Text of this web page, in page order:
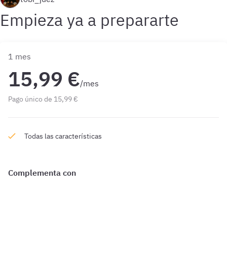
Empieza ya a prepararte
1 mes
15,99 €/mes
Pago único de 15,99 €
Todas las características
Complementa con